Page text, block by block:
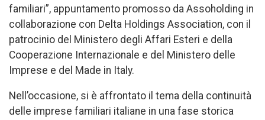
familiari”, appuntamento promosso da Assoholding in
collaborazione con Delta Holdings Association, con il
patrocinio del Ministero degli Affari Esteri e della
Cooperazione Internazionale e del Ministero delle
Imprese e del Made in Italy.
Nell’occasione, si è affrontato il tema della continuità
delle imprese familiari italiane in una fase storica